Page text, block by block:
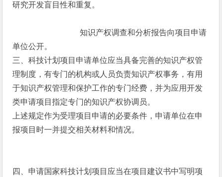
研究开发盲目性和重复。
知识产权调查和分析报告向项目申请
单位公开。
三、科技计划项目申请单位应当具备完善的知识产权管
理制度，有专门的机构或人员负责知识产权事务，有用
于知识产权管理和保护工作的专门经费，并为应用开发
类申请项目指定专门的知识产权协调员。
上述规定作为受理项目申请的必要条件，申请单位在申
报项目时一并提交相关材料和情况。
四、申请国家科技计划项目应当在项目建议书中写明项